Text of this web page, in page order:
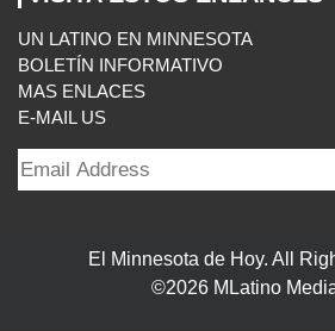
UN LATINO EN MINNESOTA
BOLETÍN INFORMATIVO
MAS ENLACES
E-MAIL US
El Minnesota de Hoy. All
©2026 MLatino